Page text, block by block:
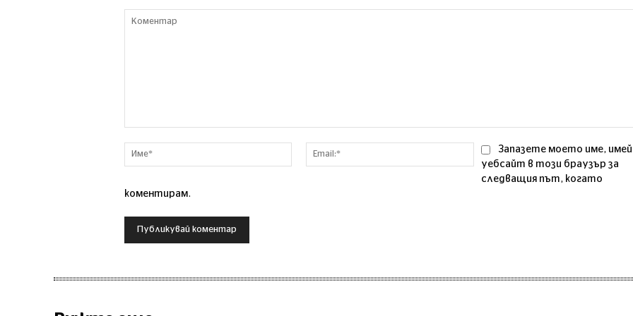
Име*
Email:*Запазете моето име,
уебсайт в този браузър за
следващия път, когато
коментирам.